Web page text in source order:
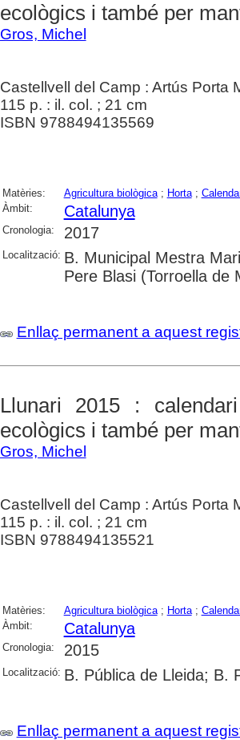
ecològics i també per
Gros, Michel
Castellvell del Camp : Artús Porta
115 p. : il. col. ; 21 cm
ISBN 9788494135569
Matèries: Agricultura biològica; Horta;
Àmbit:
Catalunya
Cronologia: 2017
Localització: B. Municipal Mestra
Pere Blasi (Torroella de
Enllaç permanent a aquest
Llunari 2015 :
ecològics i també per
Gros, Michel
Castellvell del Camp : Artús Porta
115 p. : il. col. ; 21 cm
ISBN 9788494135521
Matèries: Agricultura biològica; Horta;
Àmbit:
Catalunya
Cronologia: 2015
Localització: B. Pública de Lleida; B.
Enllaç permanent a aquest